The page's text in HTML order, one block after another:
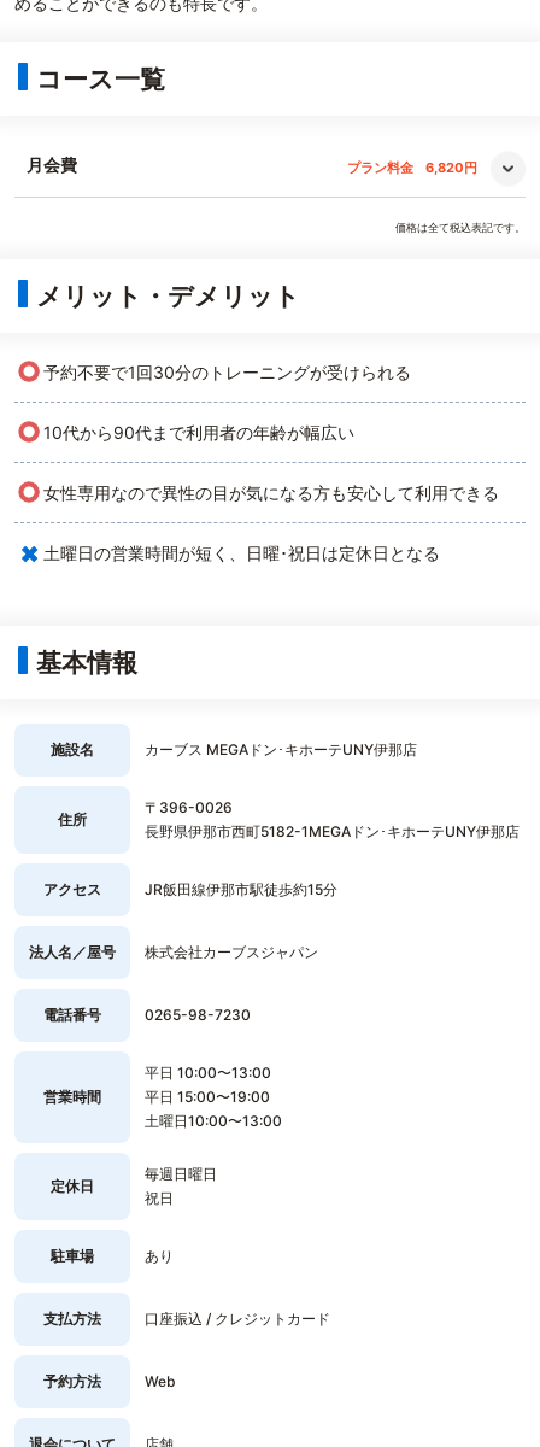
コース一覧
月会費 プラン料金 6,820円
価格は全て税込表記です。
メリット・デメリット
○予約不要で1回30分のトレーニングが受けられる
○10代から90代まで利用者の年齢が幅広い
○女性専用なので異性の目が気になる方も安心して利用できる
× 土曜日の営業時間が短く、日曜･祝日は定休日となる
基本情報
施設名 カーブス MEGAドン･キホーテUNY伊那店
住所
〒396-0026
長野県伊那市西町5182-1MEGAドン･キホーテUNY伊那店
アクセス JR飯田線伊那市駅徒歩約15分
法人名／屋号 株式会社カーブスジャパン
電話番号 0265-98-7230
営業時間
平日 10:00〜13:00
平日 15:00〜19:00
土曜日10:00〜13:00
定休日
毎週日曜日
祝日
駐車場 あり
支払方法 口座振込 / クレジットカード
予約方法 Web